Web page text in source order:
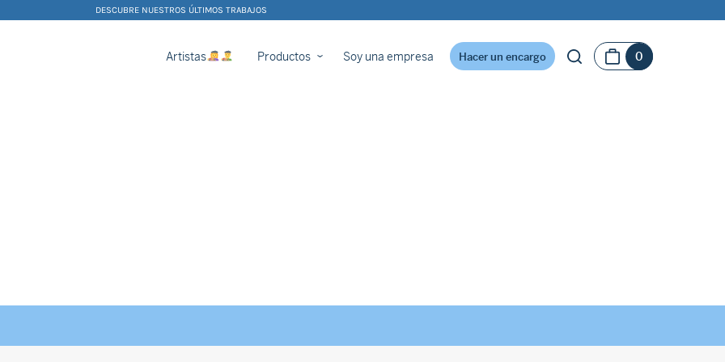
DESCUBRE NUESTROS ÚLTIMOS TRABAJOS
Artistas Productos Soy una empresa Hacer un encargo 0